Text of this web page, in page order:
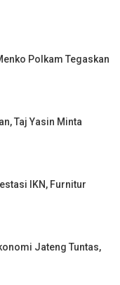
Polkam Tegaskan
Taj Yasin Minta
IKN, Furnitur
Jateng Tuntas,